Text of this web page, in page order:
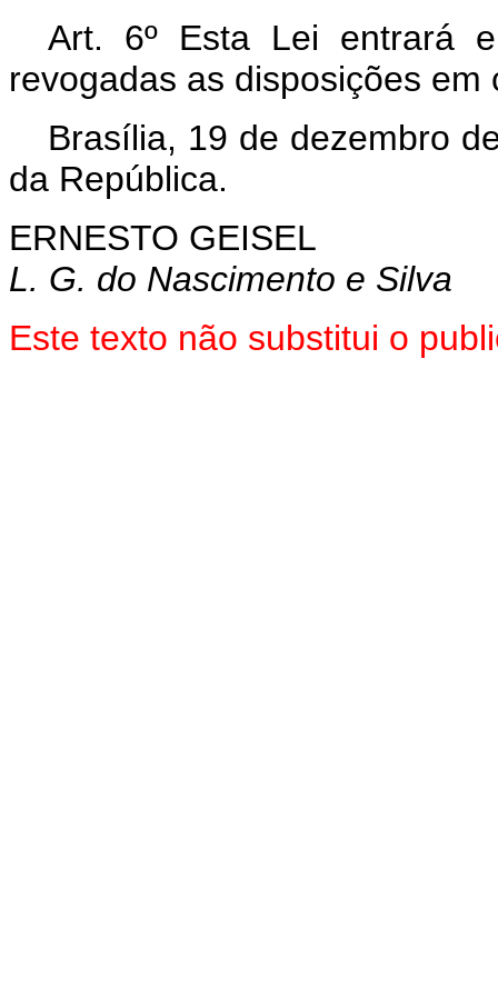
Art. 6º Esta Lei entrará
revogadas as disposições em
Brasília, 19 de dezembro
da República.
ERNESTO GEISEL
L. G. do Nascimento e Silva
Este texto não substitui o